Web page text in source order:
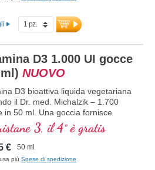
alla normale funzione
e alla normale funzione del
senza ingegneria genetica, in
propria controllata attiva
anni, vegetariano, senza additivi e
in laboratorio. Sviluppato da
informazioni su Vitamina
D3 1.000 UI gocce
NUOVO
D3 bioattiva liquida vegetariana
il Dr. med. Michalzik – 1.700
in 50 ml. Una goccia fornisce
IE di vitamina D3. Massima qualità
Disciolta in olio di cocco MCT
coltivato senza pesticidi, per
biodisponibilità. Questa
ottimale supporta il
3, il 4° è gratis
€ 50 ml
più Spese di spedizione